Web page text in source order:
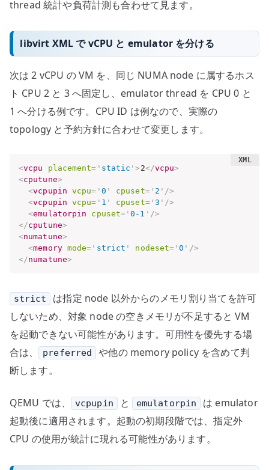
thread 統計や負荷計測も合わせて見ます。
libvirt XML で vCPU と emulator を分ける
次は 2 vCPU の VM を、同じ NUMA node に属するホス
ト CPU 2 と 3 へ固定し、emulator thread を CPU 0 と
1 へ分ける例です。CPU ID は例なので、実際の
topology と予約方針に合わせて変更します。
<vcpu placement= ' static '> 2</vcpu>
<cputune>
<vcpupin vcpu= ' 0 ' cpuset=' 2 ' />
<vcpupin vcpu= ' 1 ' cpuset=' 3 ' />
<emulatorpin cpuset= '0-1 ' />
</cputune>
<numatune>
<memory mode= ' strict ' nodeset= '0 ' />
</numatune>
strict
は指定 node 以外からのメモリ割り当てを許可
しないため、対象 node の空きメモリが不足すると VM
を起動できない可能性があります。可用性を優先する場
合は、
preferred
や他の memory policy を含めて判
断します。
QEMU では、 vcpupin と emulatorpin
は emulator
起動後に適用されます。起動の初期段階では、指定外
CPU の使用が統計に現れる可能性があります。